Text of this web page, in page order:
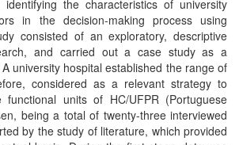
the characteristics of university
in the decision-making process using
consisted of an exploratory, descriptive
and carried out a case study as a
university hospital established the range of
considered as a relevant strategy to
functional units of HC/UFPR (Portuguese
being a total of twenty-three interviewed
by the study of literature, which provided